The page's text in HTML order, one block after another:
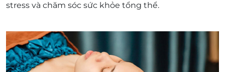
stress và chăm sóc sức khỏe tổng thể.